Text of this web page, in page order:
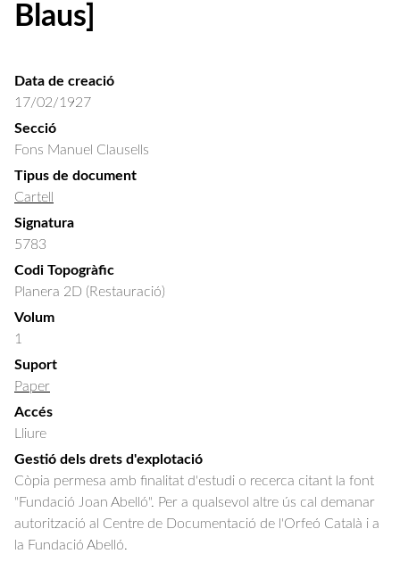
Blaus]
Data de creació
17/02/1927
Secció
Fons Manuel Clausells
Tipus de document
Cartell
Signatura
5783
Codi Topogràfic
Planera 2D (Restauració)
Volum
1
Suport
Paper
Accés
Lliure
Gestió dels drets d'explotació
Còpia permesa amb finalitat d'estudi o recerca citant la font
"Fundació Joan Abelló". Per a qualsevol altre ús cal demanar
autorització al Centre de Documentació de l'Orfeó Català i a
la Fundació Abelló.